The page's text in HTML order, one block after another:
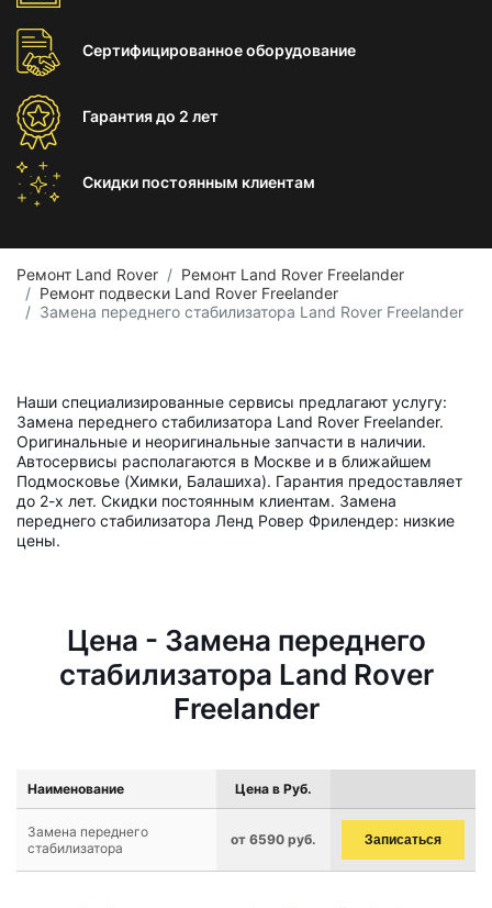
Сертифицированноеоборудование
Гарантиядо 2 лет
Скидки постоянным клиентам
Ремонт Land Rover
Ремонт Land Rover Freelander
Ремонт подвески Land Rover Freelander
Замена переднего стабилизатора Land Rover Freelander
Наши специализированные сервисы предлагают услугу:
Замена переднего стабилизатора Land Rover Freelander.
Оригинальные и неоригинальные запчасти в наличии.
Автосервисы располагаются в Москве и в ближайшем
Подмосковье (Химки, Балашиха). Гарантия предоставляет
до 2-х лет. Скидки постоянным клиентам. Замена
переднего стабилизатора Ленд Ровер Фрилендер: низкие
цены.
Цена - Замена переднего
стабилизатора Land Rover
Freelander
Наименование Цена в Руб.
Замена переднего
стабилизатора
от 6590 руб. Записаться